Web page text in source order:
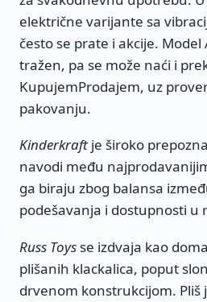
električne varijante sa
često se prate i akcije.
tražen, pa se može naći i
KupujemProdajem, uz
pakovanju.
Kinderkraft je široko
navodi među
ga biraju zbog balansa
podešavanja i dostupnosti u
Russ Toys se izdvaja kao
plišanih klackalica, poput
drvenom konstrukcijom. Pliš